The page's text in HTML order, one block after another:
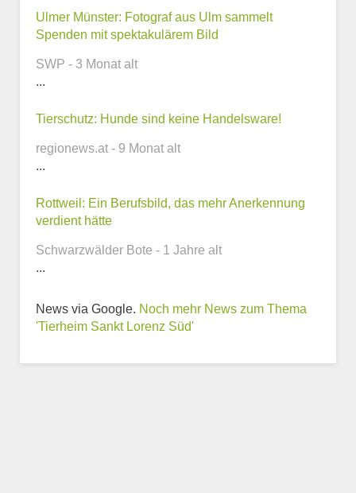
Kontaktmöglichkeiten
E-Mail-Adresse
Webseite
Weitere Informationen
zum Tierheim
Ulmer Münster: Fotograf aus Ulm sammelt
Spenden mit spektakulärem Bild
SWP - 3 Monat alt
...
Tierschutz: Hunde sind keine Handelsware!
regionews.at - 9 Monat alt
...
Rottweil: Ein Berufsbild, das mehr Anerkennung
verdient hätte
Schwarzwälder Bote - 1 Jahre alt
...
News via Google. Noch mehr News zum Thema
'Tierheim Sankt Lorenz Süd'